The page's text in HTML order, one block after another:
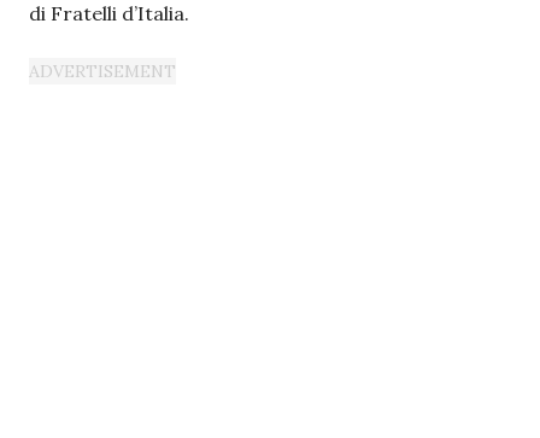
di Fratelli d’Italia.